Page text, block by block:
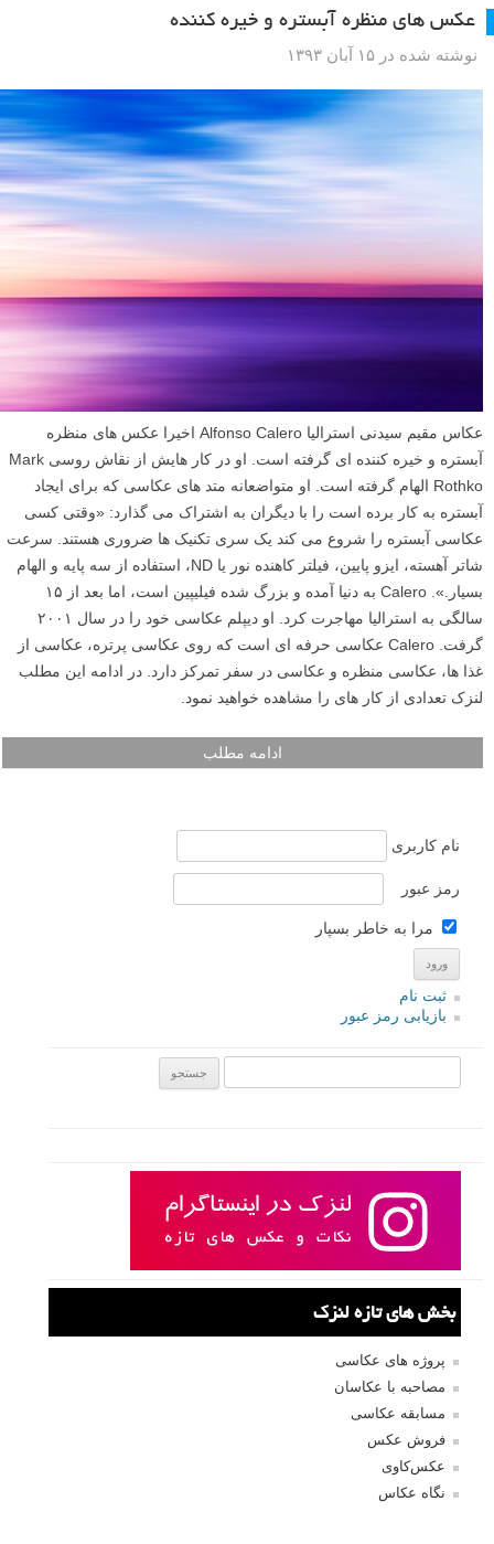
عکس های منظره آبستره و خیره کننده
نوشته شده در ۱۵ آبان ۱۳۹۳
عکاس مقیم سیدنی استرالیا Alfonso Calero اخیرا عکس های منظره
آبستره و خیره کننده ای گرفته است. او در کار هایش از نقاش روسی Mark
Rothko الهام گرفته است. او متواضعانه متد های عکاسی که برای ایجاد
آبستره به کار برده است را با دیگران به اشتراک می گذارد: «وقتی کسی
عکاسی آبستره را شروع می کند یک سری تکنیک ها ضروری هستند. سرعت
شاتر آهسته، ایزو پایین، فیلتر کاهنده نور یا ND، استفاده از سه پایه و الهام
بسیار.». Calero به دنیا آمده و بزرگ شده فیلیپین است، اما بعد از ۱۵
سالگی به استرالیا مهاجرت کرد. او دیپلم عکاسی خود را در سال ۲۰۰۱
گرفت. Calero عکاسی حرفه ای است که روی عکاسی پرتره، عکاسی از
غذا ها، عکاسی منظره و عکاسی در سفر تمرکز دارد. در ادامه این مطلب
لنزک تعدادی از کار های را مشاهده خواهید نمود.
ادامه مطلب
نام کاربری
رمز عبور
مرا به خاطر بسپار
ثبت نام
بازیابی رمز عبور
بخش های تازه لنزک
پروژه های عکاسی
مصاحبه با عکاسان
مسابقه عکاسی
فروش عکس
عکس‌کاوی
نگاه عکاس